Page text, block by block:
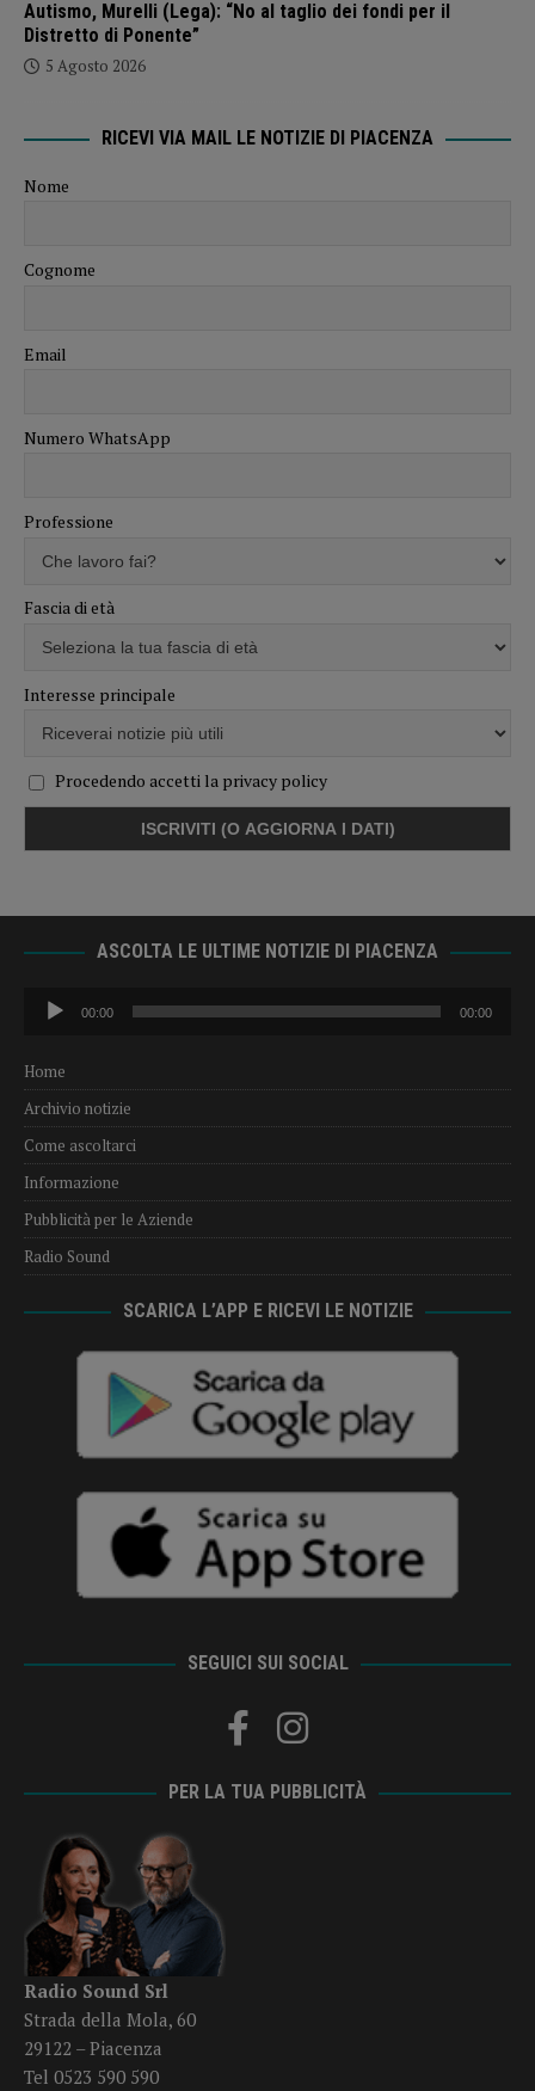
Autismo, Murelli (Lega): “No al taglio dei fondi per il
Distretto di Ponente”
5 Agosto 2026
RICEVI VIA MAIL LE NOTIZIE DI PIACENZA
Nome
Cognome
Email
Numero WhatsApp
Professione
Fascia di età
Interesse principale
Procedendo accetti la privacy policy
ASCOLTA LE ULTIME NOTIZIE DI PIACENZA
Audio
Player
00:00 00:00
Home
Archivio notizie
Come ascoltarci
Informazione
Pubblicità per le Aziende
Radio Sound
SCARICA L’APP E RICEVI LE NOTIZIE
SEGUICI SUI SOCIAL
PER LA TUA PUBBLICITÀ
Radio Sound Srl
Strada della Mola, 60
29122 – Piacenza
Tel 0523 590 590